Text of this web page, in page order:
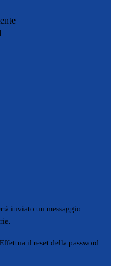
inviato un messaggio
il reset della password